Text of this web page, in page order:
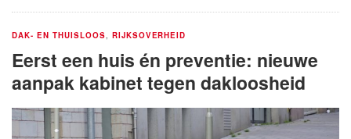
DAK- EN THUISLOOS, RIJKSOVERHEID
Eerst een huis én preventie: nieuwe
aanpak kabinet tegen dakloosheid